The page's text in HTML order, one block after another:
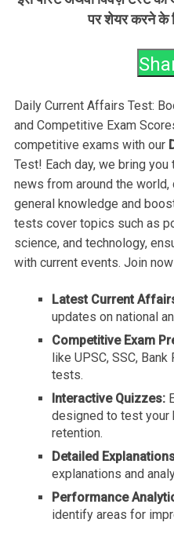
पर शेयर करने के
Daily Current Affairs Test:
and Competitive Exam
competitive exams with our
Test! Each day, we bring
news from around the world,
general knowledge and
tests cover topics such as
science, and technology,
with current events. Join
Latest Current
updates on national
Competitive Exam
like UPSC, SSC,
tests.
Interactive Quizzes:
designed to test your
retention.
Detailed
explanations and
Performance
identify areas for